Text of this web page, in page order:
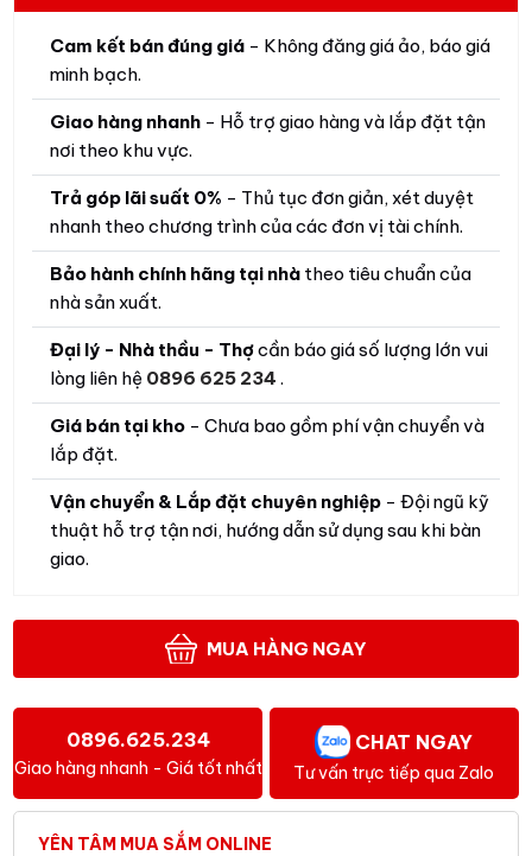
Cam kết bán đúng giá - Không đăng giá ảo, báo giá
minh bạch.
Giao hàng nhanh - Hỗ trợ giao hàng và lắp đặt tận
nơi theo khu vực.
Trả góp lãi suất 0% - Thủ tục đơn giản, xét duyệt
nhanh theo chương trình của các đơn vị tài chính.
Bảo hành chính hãng tại nhà theo tiêu chuẩn của
nhà sản xuất.
Đại lý - Nhà thầu - Thợcần báo giá số lượng lớn vui
lòng liên hệ 0896 625 234.
Giá bán tại kho - Chưa bao gồm phí vận chuyển và
lắp đặt.
Vận chuyển & Lắp đặt chuyên nghiệp - Đội ngũ kỹ
thuật hỗ trợ tận nơi, hướng dẫn sử dụng sau khi bàn
giao.
MUA HÀNG NGAY
0896.625.234
Giao hàng nhanh - Giá tốt nhất
CHAT NGAY
Tư vấn trực tiếp qua Zalo
YÊN TÂM MUA SẮM ONLINE